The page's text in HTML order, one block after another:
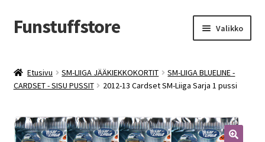
Siirry
navigointiin
Siirry
sisältöön
Funstuffstore Valikko
Etusivu SM-LIIGA JÄÄKIEKKOKORTIT
SM-LIIGA BLUELINE -
CARDSET - SISU PUSSIT
2012-13 Cardset SM-Liiga Sarja 1 pussi